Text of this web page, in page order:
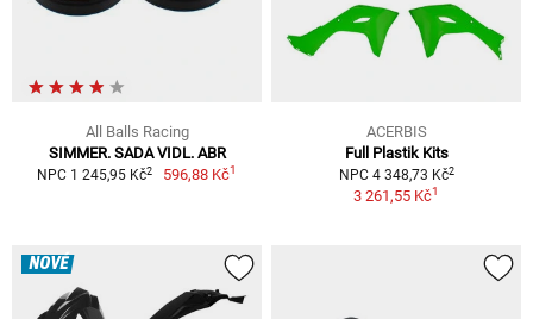
All Balls Racing
SIMMER. SADA VIDL. ABR
NPC 1 245,95 Kč2 596,88 Kč1
ACERBIS
Full Plastik Kits
NPC 4 348,73 Kč2
3 261,55 Kč1
NOVÉ